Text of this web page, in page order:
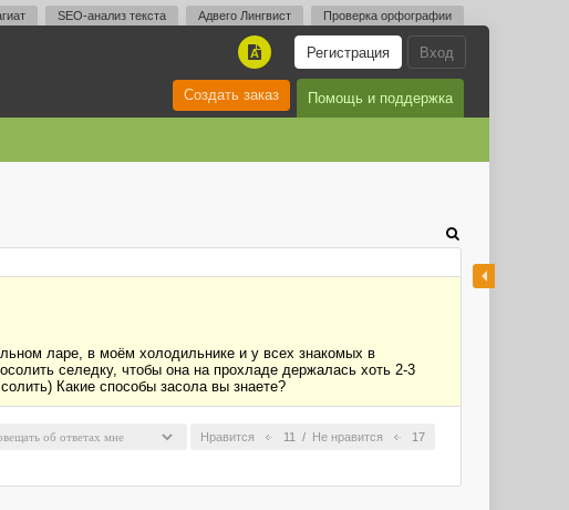
SEO-анализ текста Адвего Лингвист Проверка орфографии
Вход
Регистрация
A
Помощь и поддержка
Создать заказ
ларе, в моём холодильнике и у всех знакомых в
селедку, чтобы она на прохладе держалась хоть 2-3
Какие способы засола вы знаете?
Нравится 11 / Не нравится 17